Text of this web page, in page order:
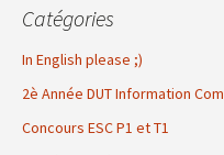
Catégories
In English please ;)
2è Année DUT Information
Concours ESC P1 et T1